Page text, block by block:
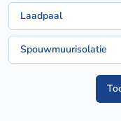
Laadpaal
Spouwmuurisolatie